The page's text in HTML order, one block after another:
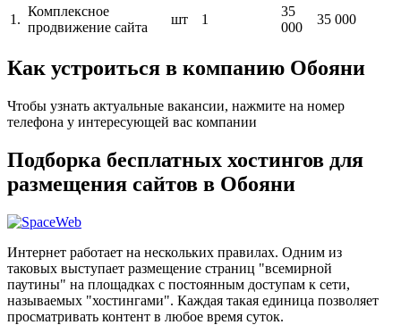
1.
Комплексное
продвижение сайта
шт 1
35
000
35 000
Как устроиться в компанию Обояни
Чтобы узнать актуальные вакансии, нажмите на номер
телефона у интересующей вас компании
Подборка бесплатных хостингов для
размещения сайтов в Обояни
Интернет работает на нескольких правилах. Одним из
таковых выступает размещение страниц "всемирной
паутины" на площадках с постоянным доступам к сети,
называемых "хостингами". Каждая такая единица позволяет
просматривать контент в любое время суток.